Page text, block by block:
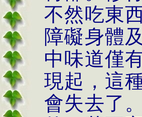
不然吃東
障礙身體
中味道僅
現起，這
會失去了